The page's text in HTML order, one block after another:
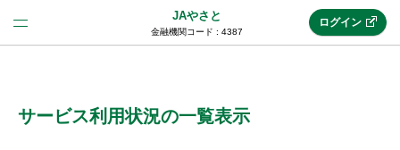
JAやさと
金融機関コード : 4387
(法人JAネットバンク)
ログイン
サービス利用状況の一覧表示